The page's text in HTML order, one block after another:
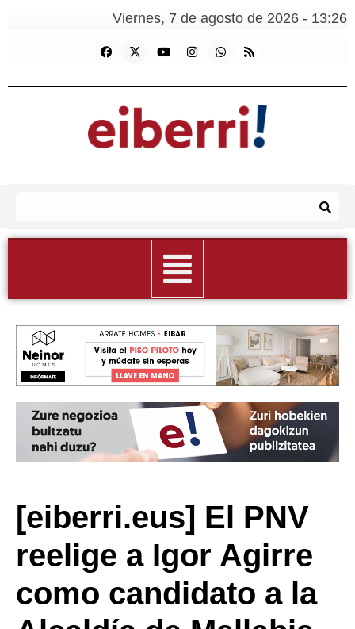
Viernes, 7 de agosto de 2026 - 13:26
[eiberri.eus] El PNV
reelige a Igor Agirre
como candidato a la